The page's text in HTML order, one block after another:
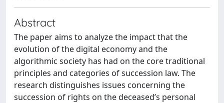
Abstract
The paper aims to analyze the impact that the
evolution of the digital economy and the
algorithmic society has had on the core traditional
principles and categories of succession law. The
research distinguishes issues concerning the
succession of rights on the deceased’s personal